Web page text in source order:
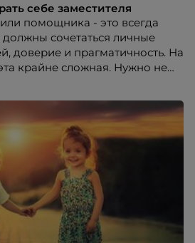
себе заместителя
помощника - это всегда
должны сочетаться личные
доверие и прагматичность. На
крайне сложная. Нужно не
и интересно общаться, но и
полезен в работе.